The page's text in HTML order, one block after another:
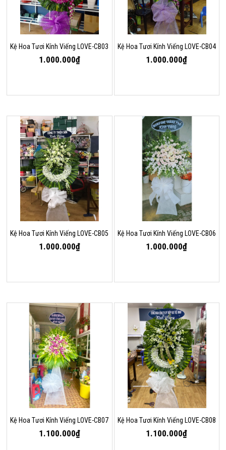
Kệ Hoa Tươi Kính Viếng LOVE-CB03
1.000.000₫
Kệ Hoa Tươi Kính Viếng LOVE-CB04
1.000.000₫
Kệ Hoa Tươi Kính Viếng LOVE-CB05
1.000.000₫
Kệ Hoa Tươi Kính Viếng LOVE-CB06
1.000.000₫
Kệ Hoa Tươi Kính Viếng LOVE-CB07
1.100.000₫
Kệ Hoa Tươi Kính Viếng LOVE-CB08
1.100.000₫